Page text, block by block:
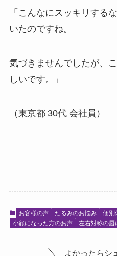
「こんなにスッキリする
いたのですね。
気づきませんでしたが、
しいです。」
（東京都 30代 会社員）
お客様の声 たるみのお悩み
個別
小顔になった方のお声
左右対称の唇
よかったらシ